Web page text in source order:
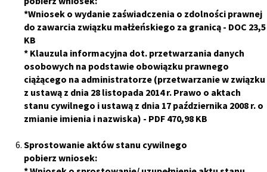
*Wniosek o wydanie zaświadczenia o zdolności prawnej
do zawarcia związku małżeńskiego za granicą - DOC 23,5
KB
* Klauzula informacyjna dot. przetwarzania danych
osobowych na podstawie obowiązku prawnego
ciążącego na administratorze (przetwarzanie w związku
z ustawą z dnia 28 listopada 2014 r. Prawo o aktach
stanu cywilnego i ustawą z dnia 17 października 2008 r. o
zmianie imienia i nazwiska) - PDF 470,98 KB
Sprostowanie aktów stanu cywilnego
pobierz wniosek: